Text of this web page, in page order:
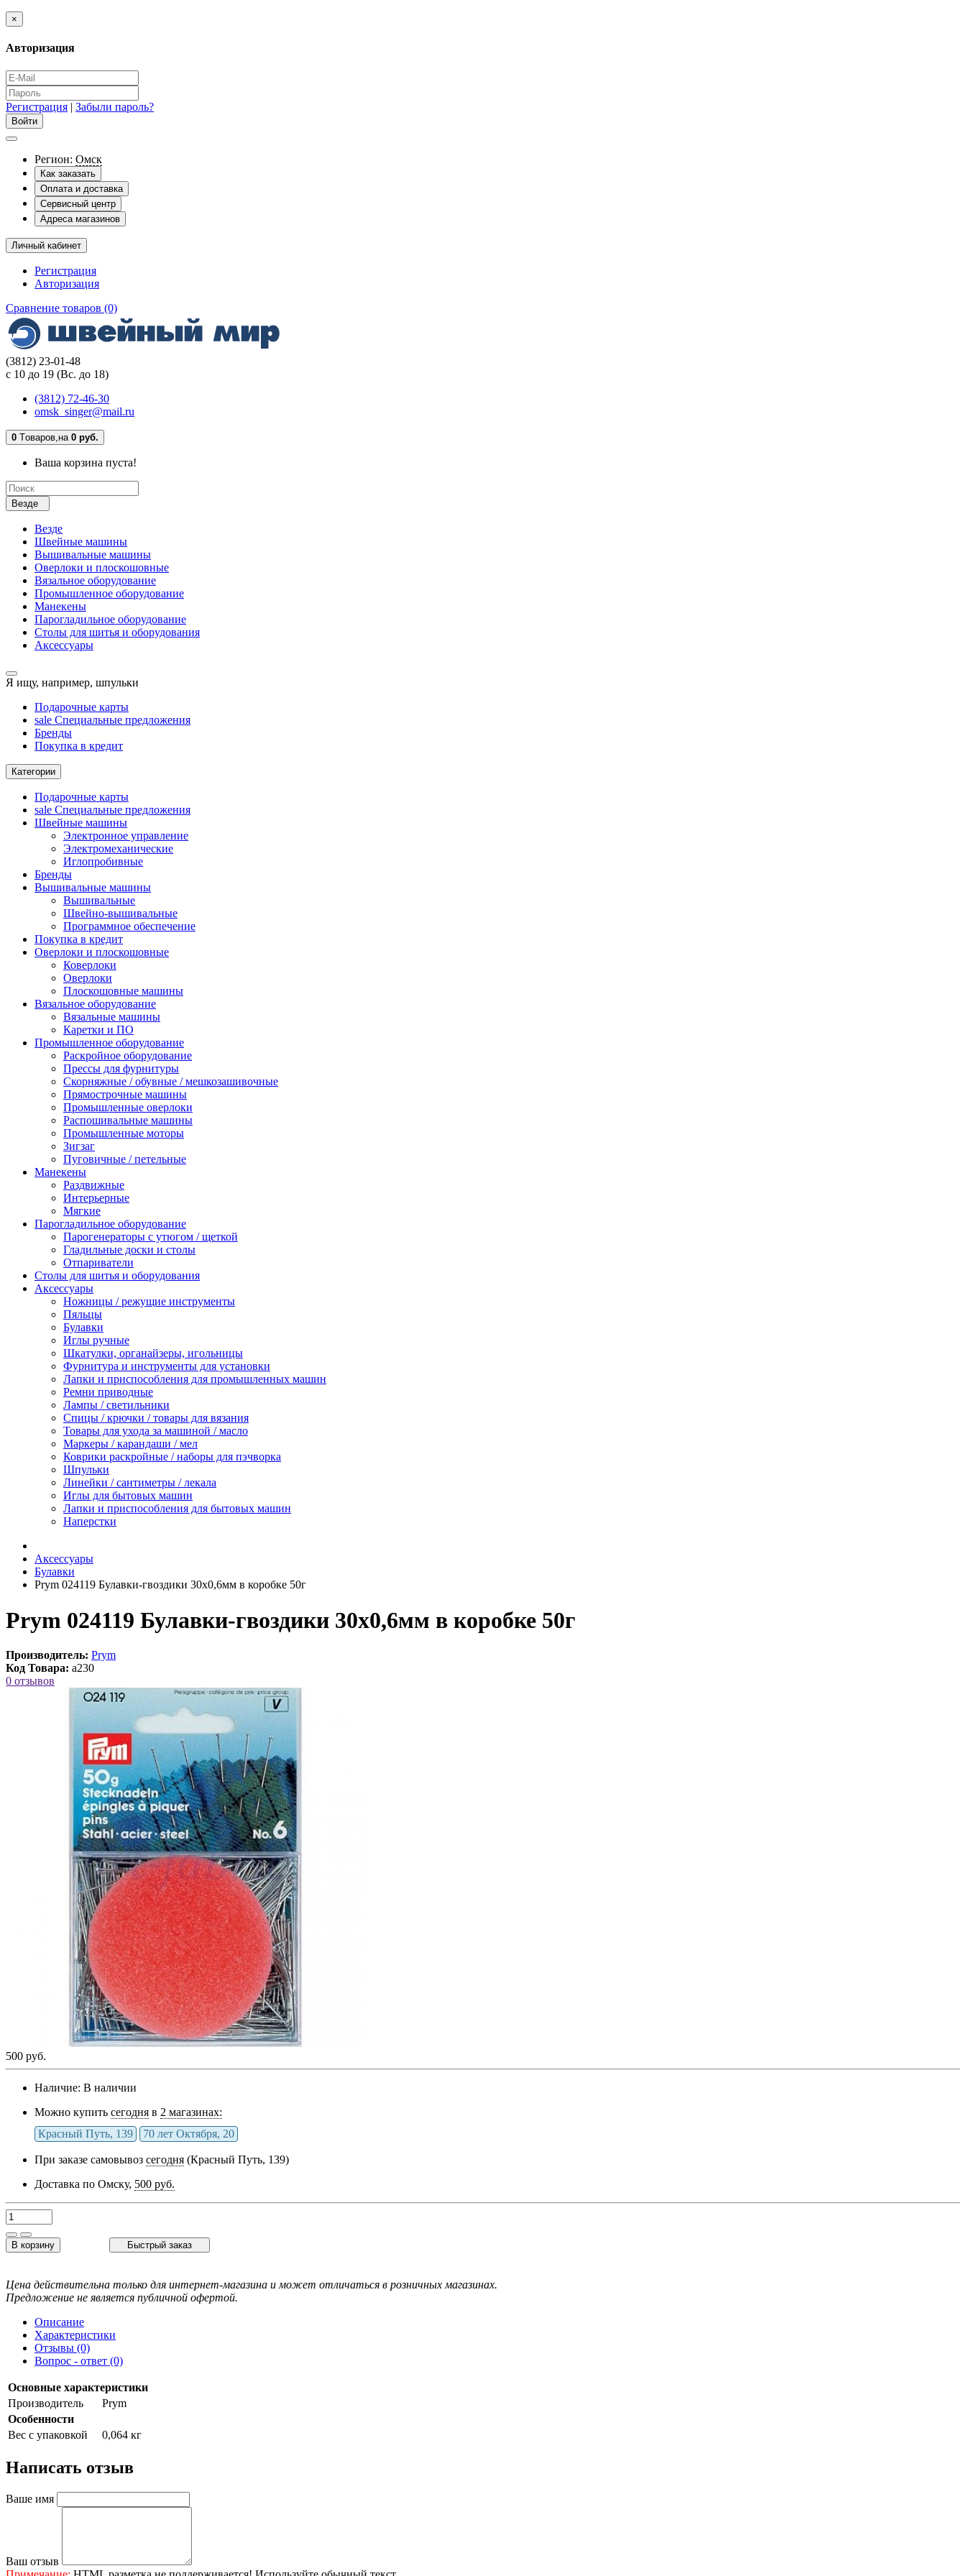
×
Авторизация
Регистрация | Забыли пароль?
Регион: Омск
Как заказать
Оплата и доставка
Сервисный центр
Адреса магазинов
Личный кабинет
Регистрация
Авторизация
Сравнение товаров (0)
(3812) 23-01-48
с 10 до 19 (Вс. до 18)
(3812) 72-46-30
omsk_singer@mail.ru
0 Tоваров,на 0 руб.
Ваша корзина пуста!
Везде
Везде
Швейные машины
Вышивальные машины
Оверлоки и плоскошовные
Вязальное оборудование
Промышленное оборудование
Манекены
Парогладильное оборудование
Столы для шитья и оборудования
Аксессуары
Я ищу, например, шпульки
Подарочные карты
sale Специальные предложения
Бренды
Покупка в кредит
Категории
Подарочные карты
sale Специальные предложения
Швейные машины
Электронное управление
Электромеханические
Иглопробивные
Бренды
Вышивальные машины
Вышивальные
Швейно-вышивальные
Программное обеспечение
Покупка в кредит
Оверлоки и плоскошовные
Коверлоки
Оверлоки
Плоскошовные машины
Вязальное оборудование
Вязальные машины
Каретки и ПО
Промышленное оборудование
Раскройное оборудование
Прессы для фурнитуры
Скорняжные / обувные / мешкозашивочные
Прямострочные машины
Промышленные оверлоки
Распошивальные машины
Промышленные моторы
Зигзаг
Пуговичные / петельные
Манекены
Раздвижные
Интерьерные
Мягкие
Парогладильное оборудование
Парогенераторы с утюгом / щеткой
Гладильные доски и столы
Отпариватели
Столы для шитья и оборудования
Аксессуары
Ножницы / режущие инструменты
Пяльцы
Булавки
Иглы ручные
Шкатулки, органайзеры, игольницы
Фурнитура и инструменты для установки
Лапки и приспособления для промышленных машин
Ремни приводные
Лампы / светильники
Спицы / крючки / товары для вязания
Товары для ухода за машиной / масло
Маркеры / карандаши / мел
Коврики раскройные / наборы для пэчворка
Шпульки
Линейки / сантиметры / лекала
Иглы для бытовых машин
Лапки и приспособления для бытовых машин
Наперстки
Аксессуары
Булавки
Prym 024119 Булавки-гвоздики 30х0,6мм в коробке 50г
Prym 024119 Булавки-гвоздики 30х0,6мм в коробке 50г
Производитель: Prym
Код Товара: a230
0 отзывов
500 руб.
Наличие: В наличии
Можно купить сегодня в 2 магазинах:
Красный Путь, 139
70 лет Октября, 20
При заказе самовывоз сегодня (Красный Путь, 139)
Доставка по Омску, 500 руб.
В корзину Быстрый заказ
Цена действительна только для интернет-магазина и может отличаться в розничных магазинах.
Предложение не является публичной офертой.
Описание
Характеристики
Отзывы (0)
Вопрос - ответ (0)
Основные характеристики
Производитель
Prym
Особенности
Вес с упаковкой
0,064 кг
Написать отзыв
Ваше имя
Ваш отзыв